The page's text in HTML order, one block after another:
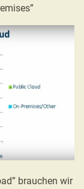
brauchen wir